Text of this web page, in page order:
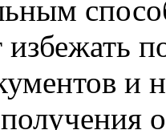
избежать
и